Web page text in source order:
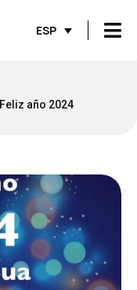
ESP
Feliz año 2024